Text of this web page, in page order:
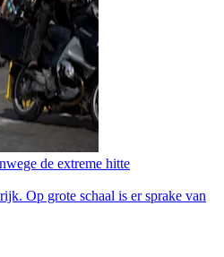
de extreme hitte
Op grote schaal is er sprake van